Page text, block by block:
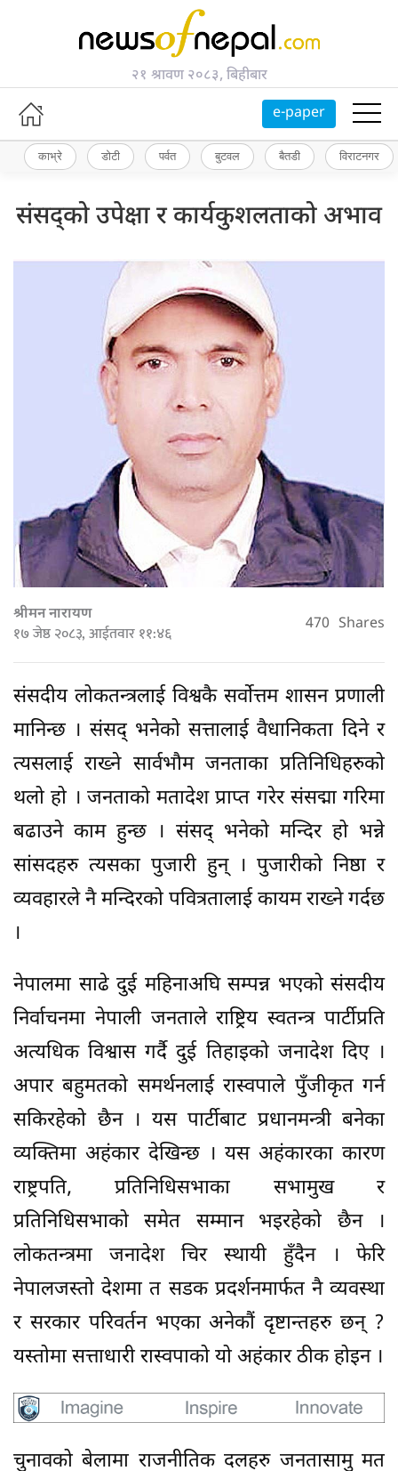
२१ श्रावण २०८३, बिहीबार
e-paper
काभ्रे डोटी पर्वत बुटवल बैतडी विराटनगर
संसद्को उपेक्षा र कार्यकुशलताको अभाव
श्रीमन नारायण
१७ जेष्ठ २०८३, आईतवार ११:४६ 470 Shares
संसदीय लोकतन्त्रलाई विश्वकै सर्वोत्तम शासन प्रणाली
मानिन्छ । संसद् भनेको सत्तालाई वैधानिकता दिने र
त्यसलाई राख्ने सार्वभौम जनताका प्रतिनिधिहरुको
थलो हो । जनताको मतादेश प्राप्त गरेर संसद्मा गरिमा
बढाउने काम हुन्छ । संसद् भनेको मन्दिर हो भन्ने
सांसदहरु त्यसका पुजारी हुन् । पुजारीको निष्ठा र
व्यवहारले नै मन्दिरको पवित्रतालाई कायम राख्ने गर्दछ
।
नेपालमा साढे दुई महिनाअघि सम्पन्न भएको संसदीय
निर्वाचनमा नेपाली जनताले राष्ट्रिय स्वतन्त्र पार्टीप्रति
अत्यधिक विश्वास गर्दै दुई तिहाइको जनादेश दिए ।
अपार बहुमतको समर्थनलाई रास्वपाले पुँजीकृत गर्न
सकिरहेको छैन । यस पार्टीबाट प्रधानमन्त्री बनेका
व्यक्तिमा अहंकार देखिन्छ । यस अहंकारका कारण
राष्ट्रपति, प्रतिनिधिसभाका सभामुख र
प्रतिनिधिसभाको समेत सम्मान भइरहेको छैन ।
लोकतन्त्रमा जनादेश चिर स्थायी हुँदैन । फेरि
नेपालजस्तो देशमा त सडक प्रदर्शनमार्फत नै व्यवस्था
र सरकार परिवर्तन भएका अनेकौं दृष्टान्तहरु छन् ?
यस्तोमा सत्ताधारी रास्वपाको यो अहंकार ठीक होइन ।
चुनावको बेलामा राजनीतिक दलहरु जनतासामु मत